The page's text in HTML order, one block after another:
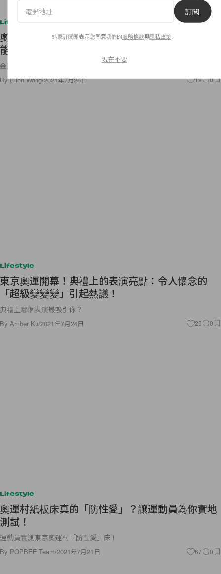
Lifestyle
奧運選手口罩引起熱搶：來自 Nike，還是你看過功
能性最強的一款！
金牌選手一戴，馬上就賣光了！
ByEllen Wang/2021年7月26日 19 0
Lifestyle
東京奧運開幕！典禮上的表演亮點：令人懷念的
「超級變變變」引起熱議！
典禮上哪個表演最吸引你？
By Amber Ku/2021年7月24日 25 0
Lifestyle
奧運村紙板床真的「防性愛」？讓運動員為你實地
測試！
運動員實測東京奧運村「防性愛」床！
By POPBEE Team/2021年7月21日 67 0
訂閱
點擊訂閱即表示您同意我們的服務條款與隱私政策
現在不要